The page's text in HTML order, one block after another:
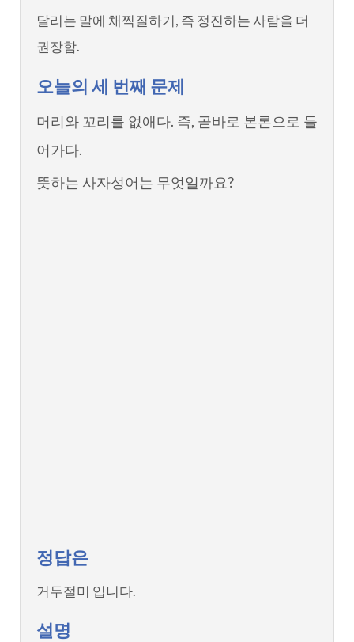
달리는 말에 채찍질하기, 즉 정진하는 사람을 더
권장함.
오늘의 세 번째 문제
머리와 꼬리를 없애다. 즉, 곧바로 본론으로 들
어가다.
뜻하는 사자성어는 무엇일까요?
정답은
거두절미 입니다.
설명